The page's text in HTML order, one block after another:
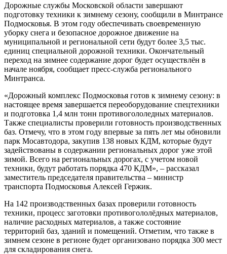
Дорожные службы Московской области завершают
подготовку техники к зимнему сезону, сообщили в Минтрансе
Подмосковья. В этом году обеспечивать своевременную
уборку снега и безопасное дорожное движение на
муниципальной и региональной сети будут более 3,5 тыс.
единиц специальной дорожной техники. Окончательный
переход на зимнее содержание дорог будет осуществлён в
начале ноября, сообщает пресс-служба регионального
Минтранса.
«Дорожный комплекс Подмосковья готов к зимнему сезону: в
настоящее время завершается переоборудование спецтехники
и подготовка 1,4 млн тонн противогололедных материалов.
Также специалисты проверили готовность производственных
баз. Отмечу, что в этом году впервые за пять лет мы обновили
парк Мосавтодора, закупив 138 новых КДМ, которые будут
задействованы в содержании региональных дорог уже этой
зимой. Всего на региональных дорогах, с учетом новой
техники, будут работать порядка 470 КДМ», – рассказал
заместитель председателя правительства – министр
транспорта Подмосковья Алексей Гержик.
На 142 производственных базах проверили готовность
техники, процесс заготовки противогололёдных материалов,
наличие расходных материалов, а также состояние
территорий баз, зданий и помещений. Отметим, что также в
зимнем сезоне в регионе будет организовано порядка 300 мест
для складирования снега.